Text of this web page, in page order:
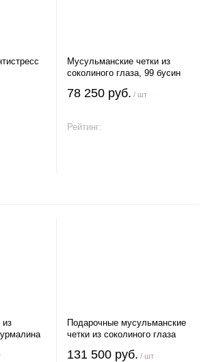
Мусульманские четки из
соколиного глаза, 99 бусин
78 250 руб. / шт
Рейтинг:
из
Подарочные мусульманские
четки из соколиного глаза
131 500 руб. / шт